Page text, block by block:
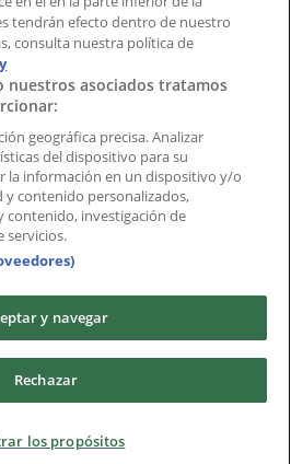
· Shopfully Marketing S.L.U. –
Política de privacidad
tendrán efecto dentro de nuestro
consulta nuestra política de
nuestros asociados tratamos
geográfica precisa. Analizar
del dispositivo para su
la información en un dispositivo y/o
y contenido personalizados,
contenido, investigación de
servicios.
y navegar
Rechazar
los propósitos